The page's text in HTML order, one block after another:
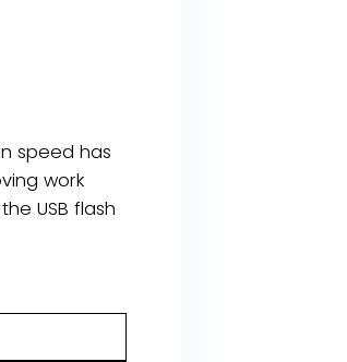
speed has
work
USB flash